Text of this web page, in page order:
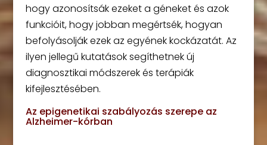
hogy azonosítsák ezeket a géneket és azok
funkcióit, hogy jobban megértsék, hogyan
befolyásolják ezek az egyének kockázatát. Az
ilyen jellegű kutatások segíthetnek új
diagnosztikai módszerek és terápiák
kifejlesztésében.
Az epigenetikai szabályozás szerepe az
Alzheimer-kórban